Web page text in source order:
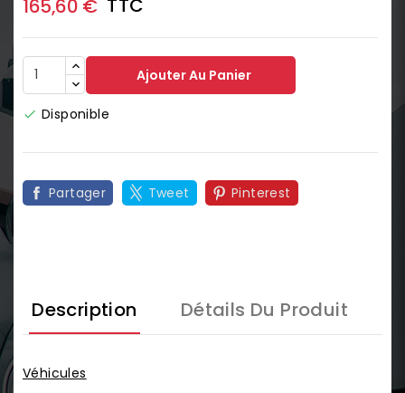
165,60 € TTC
Ajouter Au Panier
 Disponible
Partager Tweet Pinterest
Description Détails Du Produit
Véhicules